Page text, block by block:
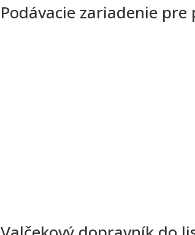
Podávacie zariadenie